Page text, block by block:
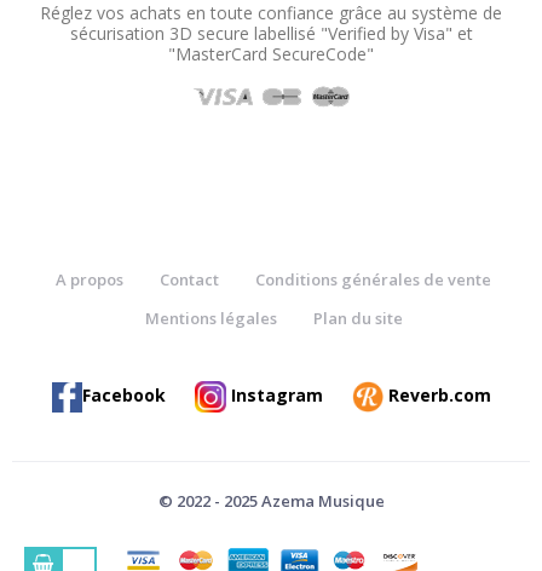
Réglez vos achats en toute confiance grâce au système de
sécurisation 3D secure labellisé "Verified by Visa" et
"MasterCard SecureCode"
A propos Contact
Conditions générales de vente
Mentions légales
Plan du site
Facebook Instagram Reverb.com
© 2022 - 2025 Azema Musique